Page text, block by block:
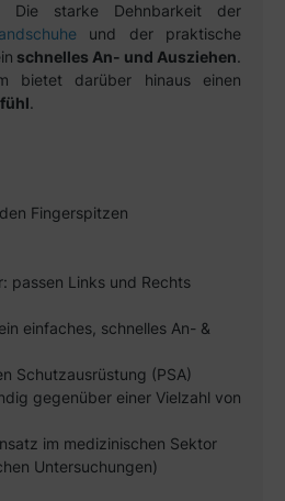
Die starke Dehnbarkeit der
und der praktische
schnelles An- und Ausziehen.
bietet darüber hinaus einen
.
Fingerspitzen
passen Links und Rechts
einfaches, schnelles An- &
Schutzausrüstung (PSA)
gegenüber einer Vielzahl von
im medizinischen Sektor
Untersuchungen)